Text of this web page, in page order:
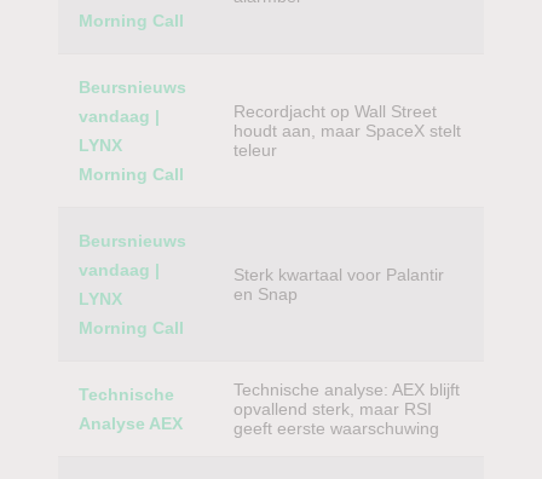
Morning Call
Beursnieuws
vandaag |
LYNX
Morning Call
Recordjacht op Wall Street
houdt aan, maar SpaceX stelt
teleur
Beursnieuws
vandaag |
LYNX
Morning Call
Sterk kwartaal voor Palantir
en Snap
Technische
Analyse AEX
Technische analyse: AEX blijft
opvallend sterk, maar RSI
geeft eerste waarschuwing